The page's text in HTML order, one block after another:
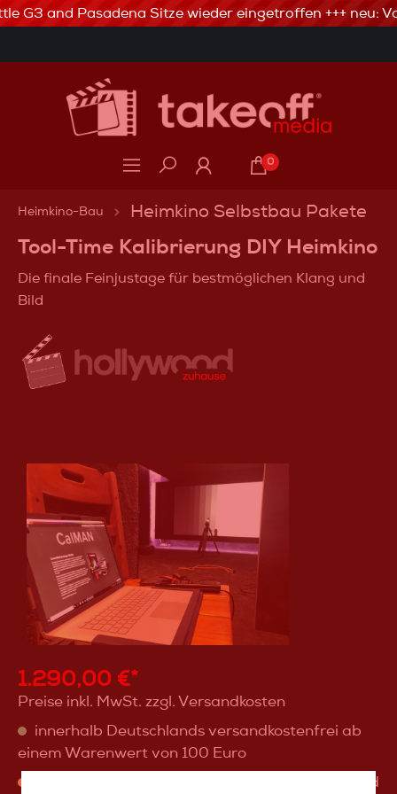
3% Skonto bei Vorkasse via Banküberweisung
G3 and Pasadena Sitze wieder eingetroffen +++ neu:
0
Heimkino-Bau Heimkino Selbstbau Pakete
Tool-Time Kalibrierung DIY Heimkino
Die finale Feinjustage für bestmöglichen Klang und
Bild
1.290,00 €*
Preise inkl. MwSt. zzgl. Versandkosten
innerhalb Deutschlands versandkostenfrei ab
einem Warenwert von 100 Euro
Versandfertig in ca. 3 Tagen, Verfügbarkeit: End